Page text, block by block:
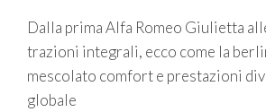
Dalla prima Alfa Romeo Giulietta
trazioni integrali, ecco come la
mescolato comfort e prestazioni
globale